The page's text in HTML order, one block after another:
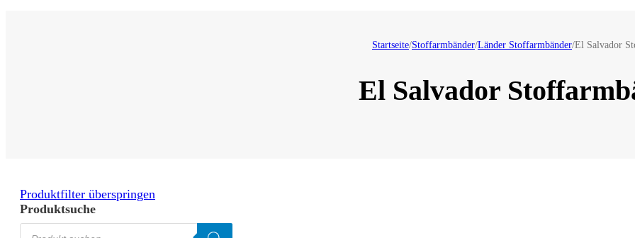
Startseite/Stoffarmbänder/Länder Stoffarmbänder/El Salvador
El Salvador
Produktfilter überspringen
Produktsuche